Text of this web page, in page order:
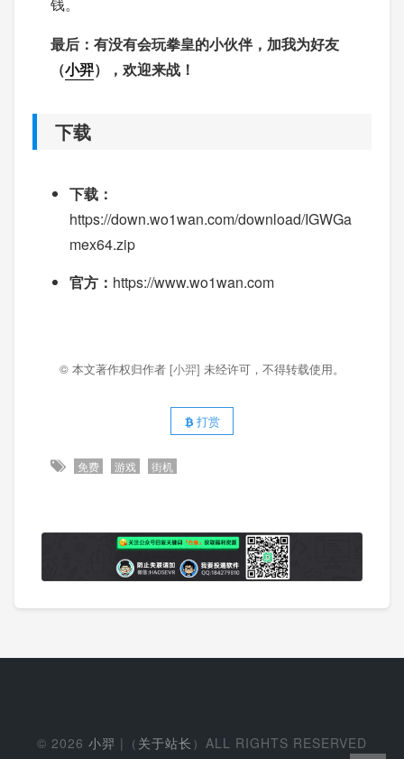
钱。
最后：有没有会玩拳皇的小伙伴，加我为好友
（小羿），欢迎来战！
下载
下载：
https://down.wo1wan.com/download/IGWGa
mex64.zip
官方： https://www.wo1wan.com
© 本文著作权归作者 [小羿] 未经许可，不得转载使用。
打赏
免费 游戏 街机
© 2026 小羿 |（ 关于站长 ）ALL RIGHTS RESERVED